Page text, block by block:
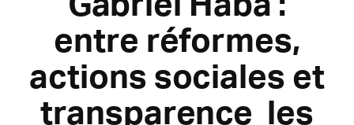
entre réformes,
actions sociales et
transparence les